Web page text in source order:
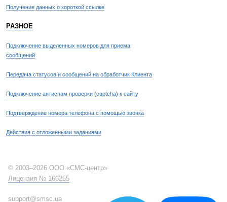
Получение данных о короткой ссылке
РАЗНОЕ
Подключение выделенных номеров для приема
сообщений
Передача статусов и сообщений на обработчик Клиента
Подключение антиспам проверки (captcha) к сайту
Подтверждение номера телефона с помощью звонка
Действия с отложенными заданиями
© 2003–2026 ООО «СМС-центр»
Лицензия № 166255
support@smsc.ua